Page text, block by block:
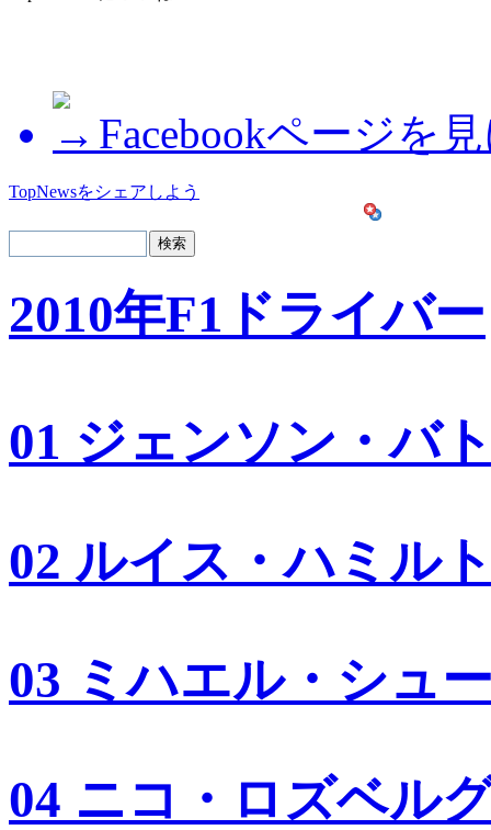
Facebookページを
TopNewsをシェアしよう
2010年F1ドライバー
01 ジェンソン・バ
02 ルイス・ハミル
03 ミハエル・シュ
04 ニコ・ロズベル